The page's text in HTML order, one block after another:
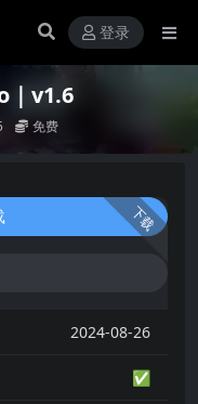
登录
｜v1.6
免费
下载
2024-08-26
✅